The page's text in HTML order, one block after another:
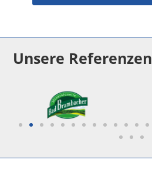
Unsere Referenzen